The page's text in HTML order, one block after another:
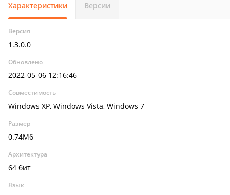
Характеристики Версии
Версия
1.3.0.0
Обновлено
2022-05-06 12:16:46
Совместимость
Windows XP, Windows Vista, Windows 7
Размер
0.74Мб
Архитектура
64 бит
Язык